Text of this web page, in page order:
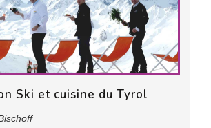
Ski et cuisine du Tyrol